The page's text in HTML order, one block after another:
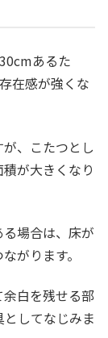
あるた
在感が強くな
、こたつとし
が大きくなり
場合は、床が
がります。
白を残せる部
してなじみま